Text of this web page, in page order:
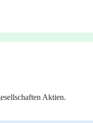
Aktien.